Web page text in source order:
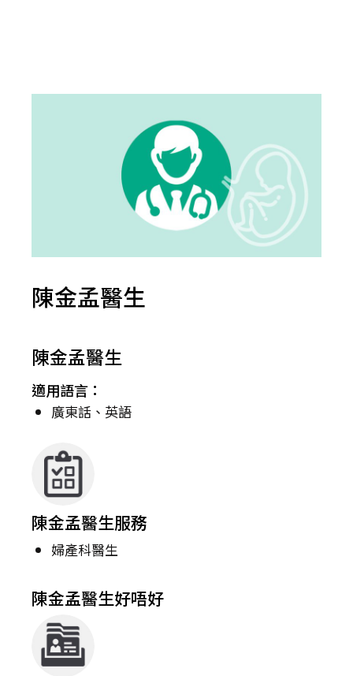
陳金孟醫生
陳金孟醫生
適用語言：
廣東話、英語
陳金孟醫生服務
婦產科醫生
陳金孟醫生好唔好